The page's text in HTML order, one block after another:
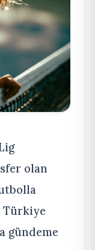
olan
Türkiye
gündeme